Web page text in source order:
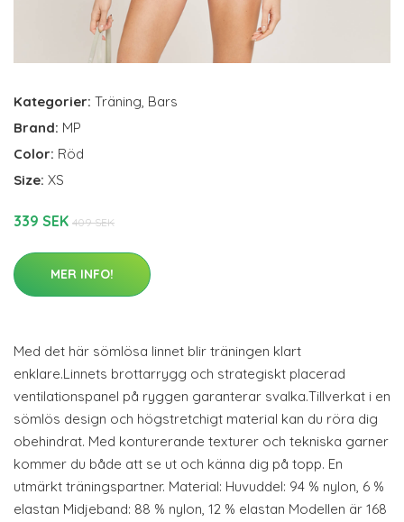
Kategorier: Träning, Bars
Brand: MP
Color: Röd
Size: XS
339 SEK 409 SEK
MER INFO!
Med det här sömlösa linnet blir träningen klart
enklare.Linnets brottarrygg och strategiskt placerad
ventilationspanel på ryggen garanterar svalka.Tillverkat i en
sömlös design och högstretchigt material kan du röra dig
obehindrat. Med konturerande texturer och tekniska garner
kommer du både att se ut och känna dig på topp. En
utmärkt träningspartner. Material: Huvuddel: 94 % nylon, 6 %
elastan Midjeband: 88 % nylon, 12 % elastan Modellen är 168